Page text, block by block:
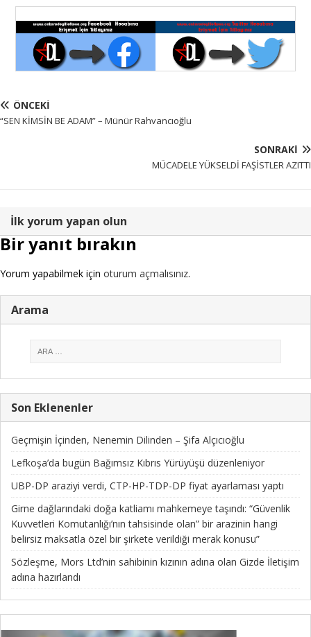
ÖNCEKI
“SEN KİMSİN BE ADAM” – Münür Rahvancıoğlu
SONRAKI
MÜCADELE YÜKSELDİ FAŞİSTLER AZITTI
İlk yorum yapan olun
Bir yanıt bırakın
Yorum yapabilmek için oturum açmalısınız.
Arama
Son Eklenenler
Geçmişin İçinden, Nenemin Dilinden – Şifa Alçıcıoğlu
Lefkoşa’da bugün Bağımsız Kıbrıs Yürüyüşü düzenleniyor
UBP-DP araziyi verdi, CTP-HP-TDP-DP fiyat ayarlaması yaptı
Girne dağlarındaki doğa katliamı mahkemeye taşındı: “Güvenlik
Kuvvetleri Komutanlığı’nın tahsisinde olan” bir arazinin hangi
belirsiz maksatla özel bir şirkete verildiği merak konusu”
Sözleşme, Mors Ltd’nin sahibinin kızının adına olan Gizde İletişim
adına hazırlandı